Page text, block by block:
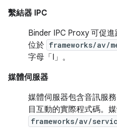
繫結器 IPC
Binder IPC Proxy 可促
位於 frameworks/av/
字母「I」。
媒體伺服器
媒體伺服器包含音訊服
目互動的實際程式碼。
frameworks/av/